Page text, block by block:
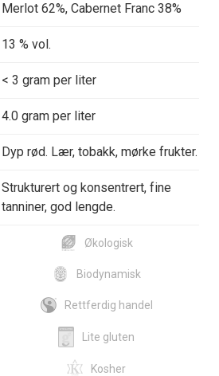
Merlot 62%, Cabernet Franc 38%
13 % vol.
< 3 gram per liter
4.0 gram per liter
Dyp rød. Lær, tobakk, mørke frukter.
Strukturert og konsentrert, fine
tanniner, god lengde.
Økologisk
Biodynamisk
Rettferdig handel
Lite gluten
Kosher